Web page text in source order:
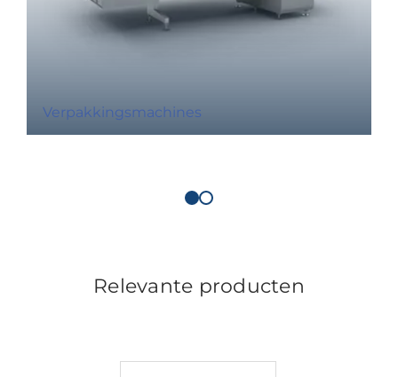
Verpakkingsmachines
Relevante producten